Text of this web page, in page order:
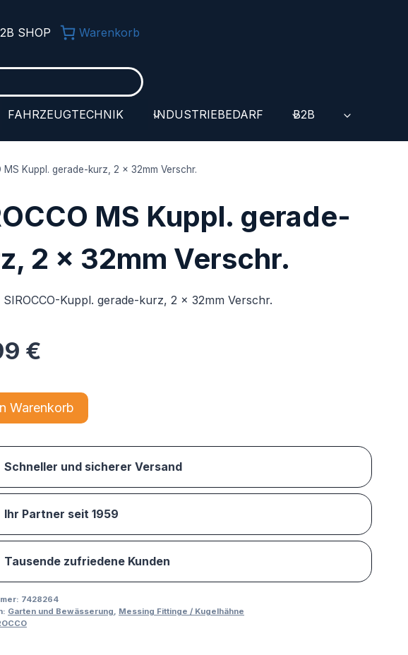
SHOP Warenkorb
FAHRZEUGTECHNIK INDUSTRIEBEDARF B2B
MS Kuppl. gerade-kurz, 2 x 32mm Verschr.
MS Kuppl. gerade-
2 x 32mm Verschr.
SIROCCO-Kuppl. gerade-kurz, 2 x 32mm Verschr.
€
Warenkorb
Schneller und sicherer Versand
Ihr Partner seit 1959
Tausende zufriedene Kunden
7428264
Garten und Bewässerung, Messing Fittinge / Kugelhähne